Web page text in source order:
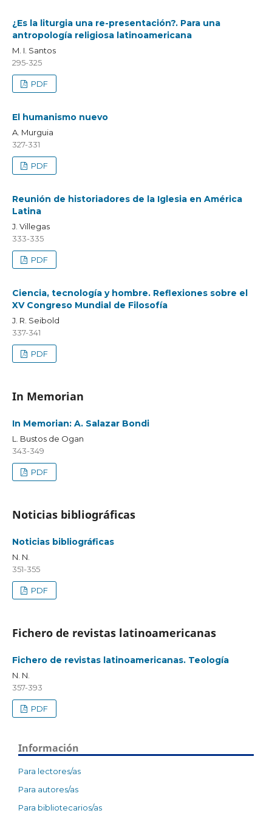
¿Es la liturgia una re-presentación?. Para una
antropología religiosa latinoamericana
M. I. Santos
295-325
PDF
El humanismo nuevo
A. Murguia
327-331
PDF
Reunión de historiadores de la Iglesia en América
Latina
J. Villegas
333-335
PDF
Ciencia, tecnología y hombre. Reflexiones sobre el
XV Congreso Mundial de Filosofía
J. R. Seibold
337-341
PDF
In Memorian
In Memorian: A. Salazar Bondi
L. Bustos de Ogan
343-349
PDF
Noticias bibliográficas
Noticias bibliográficas
N. N.
351-355
PDF
Fichero de revistas latinoamericanas
Fichero de revistas latinoamericanas. Teología
N. N.
357-393
PDF
Información
Para lectores/as
Para autores/as
Para bibliotecarios/as